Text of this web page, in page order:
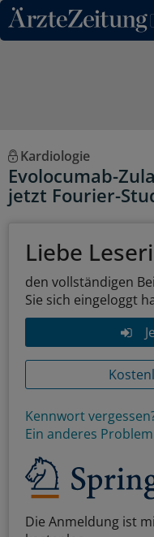
Direkt zum Inhaltsbereich
Kardiologie
Evolocumab-
jetzt Fourier-
Liebe
den vollständigen
Sie sich eingeloggt
Kennwort
Ein anderes
Die Anmeldung ist